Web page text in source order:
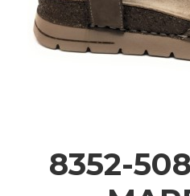
8352-